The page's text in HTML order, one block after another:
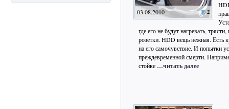
03.08.2010 2
где его не будут нагревать,
розетки. HDD вещь нежная. Есть
на его самочувствие. И попытки
преждевременной смерти.
стойке …читать далее